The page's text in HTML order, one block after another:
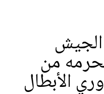
الجيش
من
الأبطال